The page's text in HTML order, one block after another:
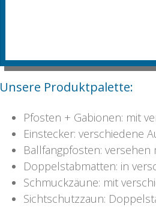
Unsere Produktpalette:
Pfosten + Gabionen: mit
Einstecker: verschiedene
Ballfangpfosten:
Doppelstabmatten: in
Schmuckzäune: mit
Sichtschutzzaun: